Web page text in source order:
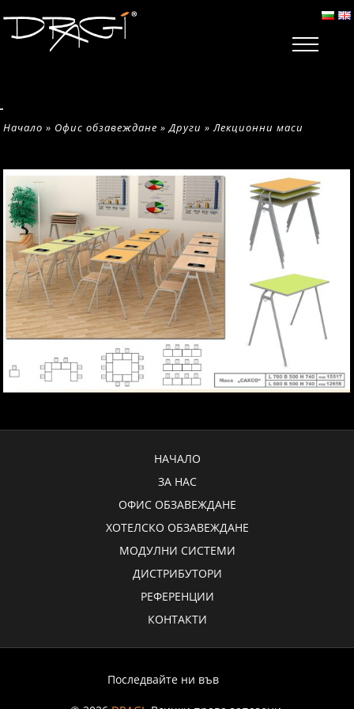
Начало » Офис обзавеждане »Други »Лекционни маси
НАЧАЛО
ЗА НАС
ОФИС ОБЗАВЕЖДАНЕ
ХОТЕЛСКО ОБЗАВЕЖДАНЕ
МОДУЛНИ СИСТЕМИ
ДИСТРИБУТОРИ
РЕФЕРЕНЦИИ
КОНТАКТИ
Последвайте ни във